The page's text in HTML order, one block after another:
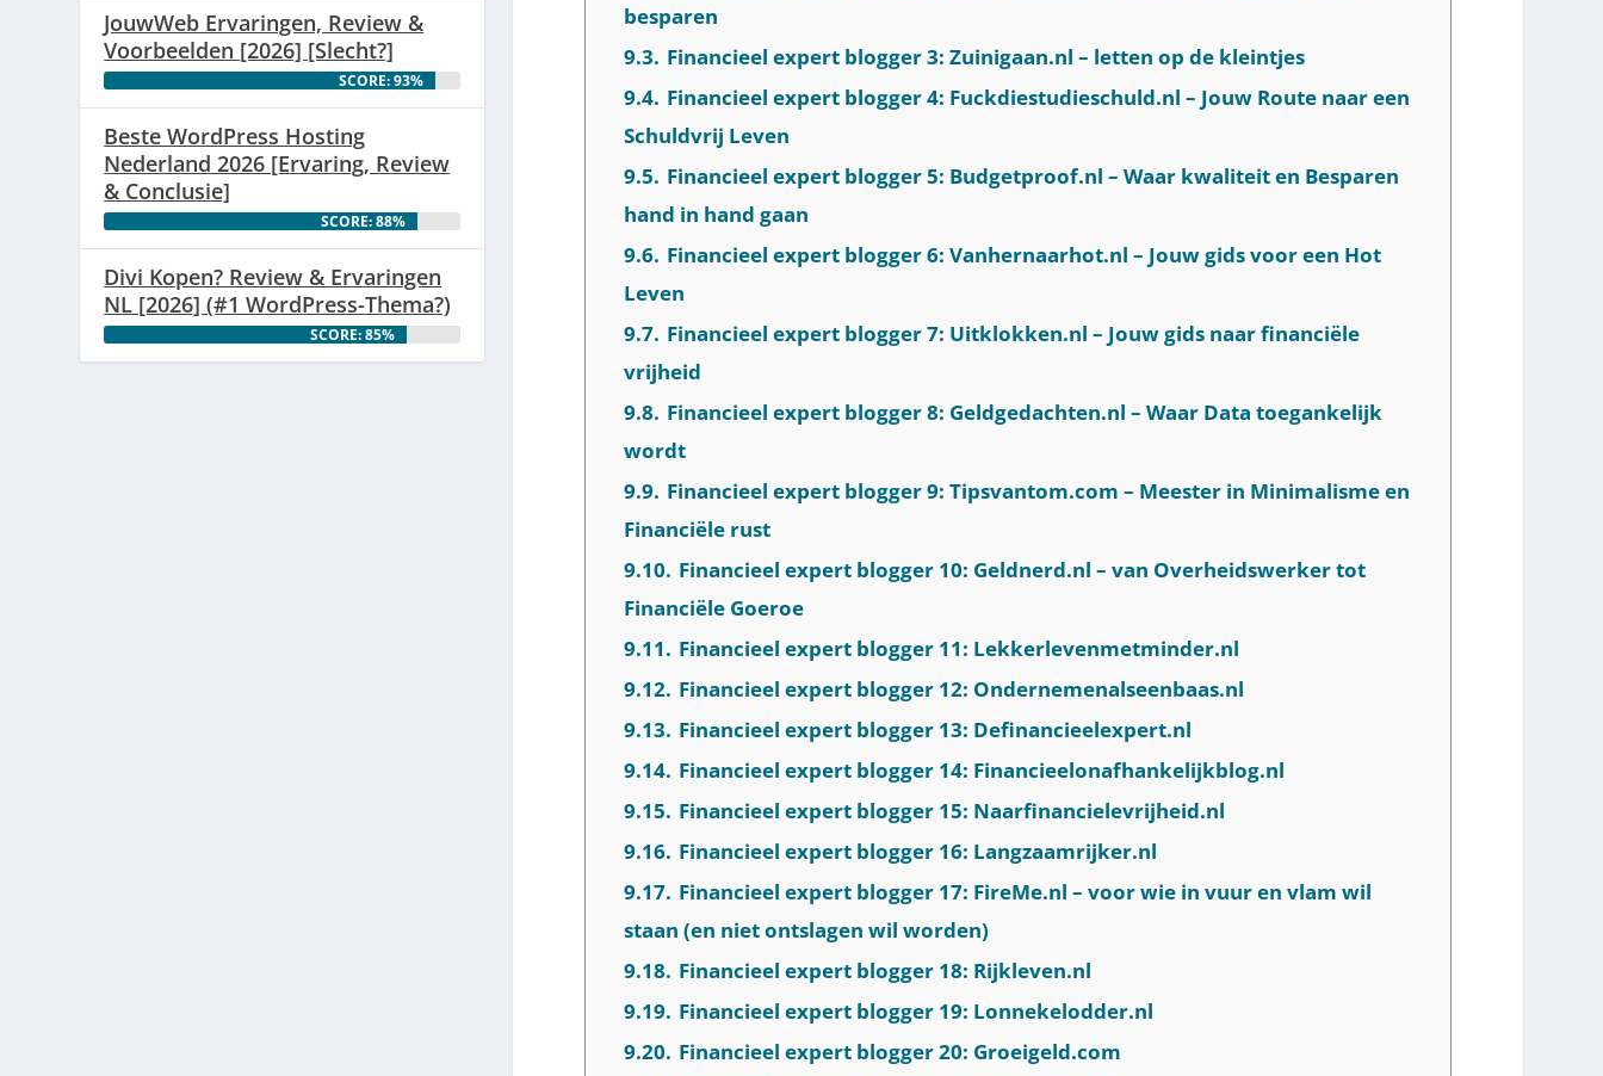
besparen
9.3. Financieel expert blogger 3: Zuinigaan.nl – letten op de kleintjes
9.4. Financieel expert blogger 4: Fuckdiestudieschuld.nl – Jouw Route naar een
Schuldvrij Leven
9.5. Financieel expert blogger 5: Budgetproof.nl – Waar kwaliteit en Besparen
hand in hand gaan
9.6. Financieel expert blogger 6: Vanhernaarhot.nl – Jouw gids voor een Hot
Leven
9.7. Financieel expert blogger 7: Uitklokken.nl – Jouw gids naar financiële
vrijheid
9.8. Financieel expert blogger 8: Geldgedachten.nl – Waar Data toegankelijk
wordt
9.9. Financieel expert blogger 9: Tipsvantom.com – Meester in Minimalisme en
Financiële rust
9.10. Financieel expert blogger 10: Geldnerd.nl – van Overheidswerker tot
Financiële Goeroe
9.11. Financieel expert blogger 11: Lekkerlevenmetminder.nl
9.12. Financieel expert blogger 12: Ondernemenalseenbaas.nl
9.13. Financieel expert blogger 13: Definancieelexpert.nl
9.14. Financieel expert blogger 14: Financieelonafhankelijkblog.nl
9.15. Financieel expert blogger 15: Naarfinancielevrijheid.nl
9.16. Financieel expert blogger 16: Langzaamrijker.nl
9.17. Financieel expert blogger 17: FireMe.nl – voor wie in vuur en vlam wil
staan (en niet ontslagen wil worden)
9.18. Financieel expert blogger 18: Rijkleven.nl
9.19. Financieel expert blogger 19: Lonnekelodder.nl
9.20. Financieel expert blogger 20: Groeigeld.com
JouwWeb Ervaringen, Review &
Voorbeelden [2026] [Slecht?]
SCORE: 93%
Beste WordPress Hosting
Nederland 2026 [Ervaring, Review
& Conclusie]
SCORE: 88%
Divi Kopen? Review & Ervaringen
NL [2026] (#1 WordPress-Thema?)
SCORE: 85%